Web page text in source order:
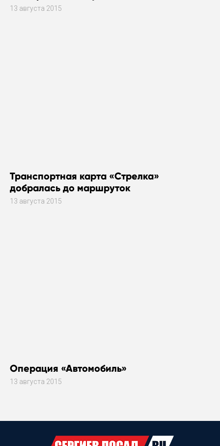
13 августа 2015
Транспортная карта «Стрелка»
добралась до маршруток
13 августа 2015
Операция «Автомобиль»
13 августа 2015